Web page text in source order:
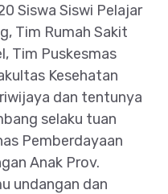
Siswa Siswi Pelajar
Tim Rumah Sakit
Tim Puskesmas
Kesehatan
dan tentunya
selaku tuan
Pemberdayaan
Anak Prov.
undangan dan